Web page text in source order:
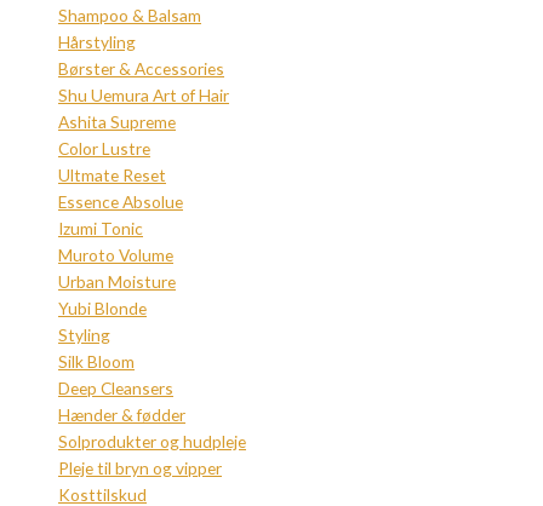
Shampoo & Balsam
Hårstyling
Børster & Accessories
Shu Uemura Art of Hair
Ashita Supreme
Color Lustre
Ultmate Reset
Essence Absolue
Izumi Tonic
Muroto Volume
Urban Moisture
Yubi Blonde
Styling
Silk Bloom
Deep Cleansers
Hænder & fødder
Solprodukter og hudpleje
Pleje til bryn og vipper
Kosttilskud